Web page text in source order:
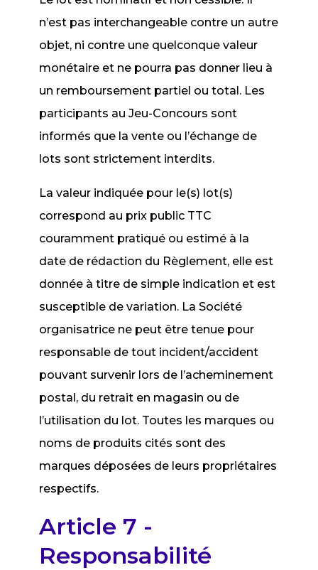
n’est pas interchangeable contre un autre
objet, ni contre une quelconque valeur
monétaire et ne pourra pas donner lieu à
un remboursement partiel ou total. Les
participants au Jeu-Concours sont
informés que la vente ou l’échange de
lots sont strictement interdits.
La valeur indiquée pour le(s) lot(s)
correspond au prix public TTC
couramment pratiqué ou estimé à la
date de rédaction du Règlement, elle est
donnée à titre de simple indication et est
susceptible de variation. La Société
organisatrice ne peut être tenue pour
responsable de tout incident/accident
pouvant survenir lors de l’acheminement
postal, du retrait en magasin ou de
l’utilisation du lot. Toutes les marques ou
noms de produits cités sont des
marques déposées de leurs propriétaires
respectifs.
Article 7 -
Responsabilité